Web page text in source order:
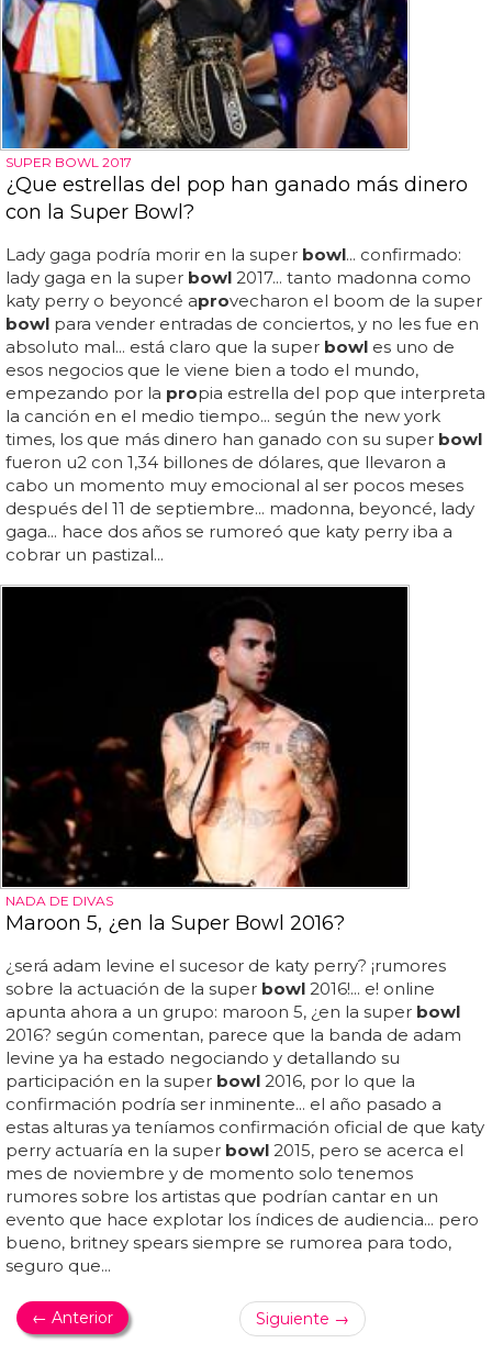
SUPER BOWL 2017
¿Que estrellas del pop han ganado más dinero
con la Super Bowl?
Lady gaga podría morir en la super bowl... confirmado:
lady gaga en la super bowl 2017... tanto madonna como
katy perry o beyoncé aprovecharon el boom de la super
bowl para vender entradas de conciertos, y no les fue en
absoluto mal... está claro que la super bowl es uno de
esos negocios que le viene bien a todo el mundo,
empezando por la propia estrella del pop que interpreta
la canción en el medio tiempo... según the new york
times, los que más dinero han ganado con su super bowl
fueron u2 con 1,34 billones de dólares, que llevaron a
cabo un momento muy emocional al ser pocos meses
después del 11 de septiembre... madonna, beyoncé, lady
gaga... hace dos años se rumoreó que katy perry iba a
cobrar un pastizal...
NADA DE DIVAS
Maroon 5, ¿en la Super Bowl 2016?
¿será adam levine el sucesor de katy perry? ¡rumores
sobre la actuación de la super bowl 2016!... e! online
apunta ahora a un grupo: maroon 5, ¿en la super bowl
2016? según comentan, parece que la banda de adam
levine ya ha estado negociando y detallando su
participación en la super bowl 2016, por lo que la
confirmación podría ser inminente... el año pasado a
estas alturas ya teníamos confirmación oficial de que katy
perry actuaría en la super bowl 2015, pero se acerca el
mes de noviembre y de momento solo tenemos
rumores sobre los artistas que podrían cantar en un
evento que hace explotar los índices de audiencia... pero
bueno, britney spears siempre se rumorea para todo,
seguro que...
← Anterior Siguiente →